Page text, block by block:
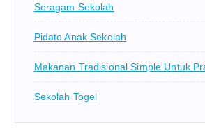
Seragam Sekolah
Pidato Anak Sekolah
Makanan Tradisional Simple Untuk
Sekolah Togel